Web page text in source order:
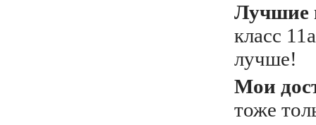
Лучшие
класс
лучше!
Мои
тоже